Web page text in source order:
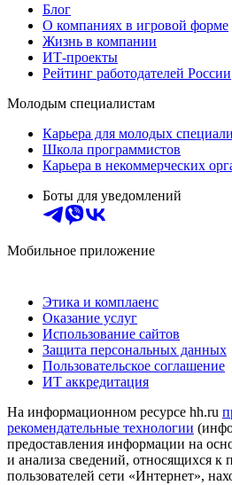
Блог
О компаниях в игровой форме
Жизнь в компании
ИТ-проекты
Рейтинг работодателей России
Молодым специалистам
Карьера для молодых
Школа программистов
Карьера в некоммерческих
Боты для уведомлений
Мобильное приложение
Этика и комплаенс
Оказание услуг
Использование сайтов
Защита персональных данных
Пользовательское соглашение
ИТ аккредитация
На информационном ресурсе hh.ru
рекомендательные технологии
предоставления информации на
и анализа сведений, относящихся к
пользователей сети «Интернет»,